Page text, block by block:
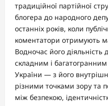
традиційної партійної
блогера до народного
останніх років, коли
коментатори отримують
Водночас його діяльність
складним і
України — з його
різними точками зору та
між безпекою,